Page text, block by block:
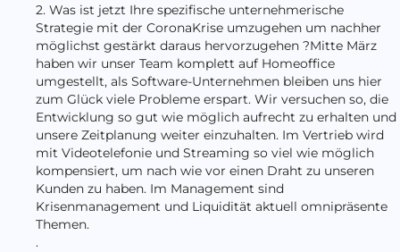
2. Was ist jetzt Ihre spezifische unternehmerische
Strategie mit der CoronaKrise umzugehen um nachher
möglichst gestärkt daraus hervorzugehen ?Mitte März
haben wir unser Team komplett auf Homeoffice
umgestellt, als Software-Unternehmen bleiben uns hier
zum Glück viele Probleme erspart. Wir versuchen so, die
Entwicklung so gut wie möglich aufrecht zu erhalten und
unsere Zeitplanung weiter einzuhalten. Im Vertrieb wird
mit Videotelefonie und Streaming so viel wie möglich
kompensiert, um nach wie vor einen Draht zu unseren
Kunden zu haben. Im Management sind
Krisenmanagement und Liquidität aktuell omnipräsente
Themen.
.